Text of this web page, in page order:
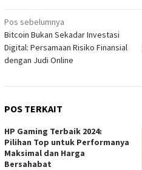
Navigasi
pos
Pos sebelumnya
Bitcoin Bukan Sekadar Investasi
Digital: Persamaan Risiko Finansial
dengan Judi Online
POS TERKAIT
HP Gaming Terbaik 2024:
Pilihan Top untuk Performanya
Maksimal dan Harga
Bersahabat